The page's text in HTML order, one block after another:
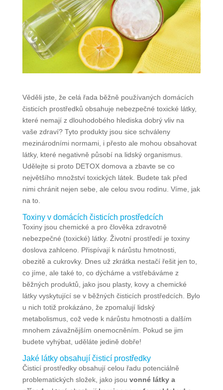
Věděli jste, že celá řada běžně používaných domácích
čisticích prostředků obsahuje nebezpečné toxické látky,
které nemají z dlouhodobého hlediska dobrý vliv na
vaše zdraví? Tyto produkty jsou sice schváleny
mezinárodními normami, i přesto ale mohou obsahovat
látky, které negativně působí na lidský organismus.
Udělejte si proto DETOX domova a zbavte se co
největšího množství toxických látek. Budete tak před
nimi chránit nejen sebe, ale celou svou rodinu. Víme, jak
na to.
Toxiny v domácích čisticích prostředcích
Toxiny jsou chemické a pro člověka zdravotně
nebezpečné (toxické) látky. Životní prostředí je toxiny
doslova zahlceno. Přispívají k nárůstu hmotnosti,
obezitě a cukrovky. Dnes už zkrátka nestačí řešit jen to,
co jíme, ale také to, co dýcháme a vstřebáváme z
běžných produktů, jako jsou plasty, kovy a chemické
látky vyskytující se v běžných čisticích prostředcích. Bylo
u nich totiž prokázáno, že zpomalují lidský
metabolismus, což vede k nárůstu hmotnosti a dalším
mnohem závažnějším onemocněním. Pokud se jim
budete vyhýbat, uděláte jedině dobře!
Jaké látky obsahují čisticí prostředky
Čisticí prostředky obsahují celou řadu potenciálně
problematických složek, jako jsou vonné látky a